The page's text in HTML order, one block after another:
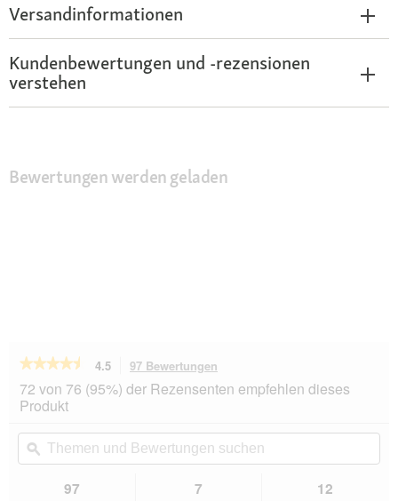
Versandinformationen
Kundenbewertungen und -rezensionen
verstehen
Bewertungen werden geladen
★★★★★
★★★★★
von
5
lesen
für
Kratzpappe
4.5 97 Bewertungen
Aktion
du
zu
den
72 von 76 (95%) der Rezensenten empfehlen dieses
Produkt
Themen
und
Bewertungen
ϙ
97 7 12